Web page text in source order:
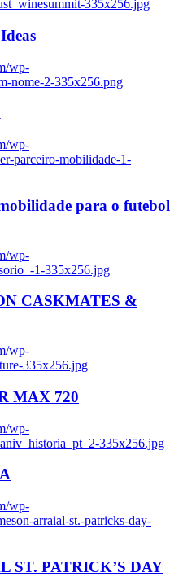
335x256.jpg
wp-
nome-2-335x256.png
wp-
parceiro-mobilidade-1-
para o futebol
wp-
1-335x256.jpg
CASKMATES &
wp-
335x256.jpg
MAX 720
wp-
335x256.jpg
wp-
arraial-st.-patricks-day-
ST. PATRICK’S DAY